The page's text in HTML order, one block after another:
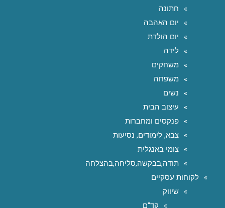
חתונה
יום האהבה
יום הולדת
לידה
משחקים
משפחה
נשים
עיצוב הבית
פנקסים ומחברות
צבא, לימודים, נסיעות
צומי באנגלית
תודה,בבקשה,סליחה,בהצלחה
לקוחות עסקיים
שיווק
קד"ם